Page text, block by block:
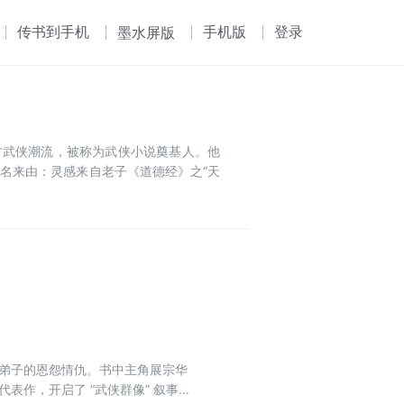
传书到手机 墨水屏版 手机版 登录
侠潮流，被称为武侠小说奠基人。他
来由：灵感来自老子《道德经》之“天
子的恩怨情仇。书中主角展宗华
作，开启了 “武侠群像” 叙事先